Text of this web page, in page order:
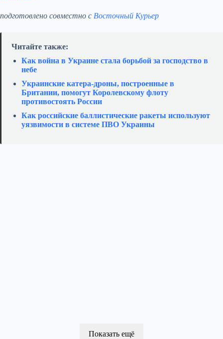
подготовлено совместно с Восточный Курьер
Читайте также:
Как война в Украине стала борьбой за господство в
небе
Украинские катера‑дроны, построенные в
Британии, помогут Королевскому флоту
противостоять России
Как российские баллистические ракеты используют
уязвимости в системе ПВО Украины
Показать ещё